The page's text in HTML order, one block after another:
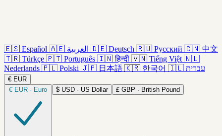
🇪🇸 Español 🇦🇪 العربية 🇩🇪 Deutsch 🇷🇺 Русский 🇨🇳 中文
🇹🇷 Türkçe 🇵🇹 Português 🇮🇳 हिन्दी 🇻🇳 Tiếng Việt 🇳🇱
Nederlands 🇵🇱 Polski 🇯🇵 日本語 🇰🇷 한국어 🇮🇱 עברית
€ EUR
€ EUR · Euro $ USD · US Dollar £ GBP · British Pound